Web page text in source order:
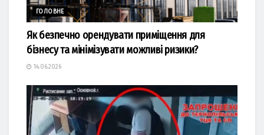
ГОЛОВНЕ
Як безпечно орендувати приміщення для
бізнесу та мінімізувати можливі ризики?
14.06.2026